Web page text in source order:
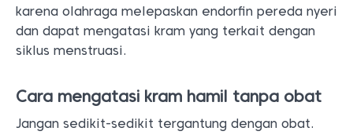
karena olahraga melepaskan endorfin pereda nyeri
dan dapat mengatasi kram yang terkait dengan
siklus menstruasi.
Cara mengatasi kram hamil tanpa obat
Jangan sedikit-sedikit tergantung dengan obat.